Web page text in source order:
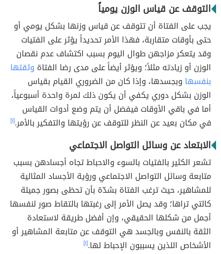
التوقف عن قياس الوزن يومياً
يجب على الفتاة أن تتوقف عن قياس وزنها بشكل يومي أو
حتى بأوقات متقاربة، فهذا الأمر تحديداً يؤثر على الفتيات
وقد يتعكر مزاجهن طوال اليوم بسبب اكتشاف عدم نقصان
الوزن أو زيادته مثلاً؛ ويؤثر أيضاً على مدى رضا الفتاة وثقتها
بنفسها وبجسدها، وإذا كان من الضروري القيام بقياس
الوزن بشكل دوري يكفي أن يكون ذلك لمرة واحدة أسبوعياً،
أما في باقي الأوقات فيفضل أن يتم وضع أدوات القياس
في مكان بعيد عن النظر للتوقف عن رؤيتها والتفكير بالأمر.[١]
الابتعاد عن وسائل التواصل الاجتماعي
تشعر الكثير بالفتيات بالسوء والاحباط تجاه أجسادهن بسبب
متابعة وسائل التواصل الاجتماعي ورؤية الأجساد المثالية
للمشاهير، حيث ترغب الفتاة بشدّة بأن تحظى بصور جميلة
كالتي تراها؛ وقد يصل الأمر إلى رغبتها بالتقاط صور لنفسها
أجمل من شكلها الحقيقي، وإن أفضل طريقة لاستعادة
الثقة بالنفس وبالجسد هي التوقف عن متابعة المشاهير أو
الأشخاص اللذين يسببون الإحباط لها.[١]